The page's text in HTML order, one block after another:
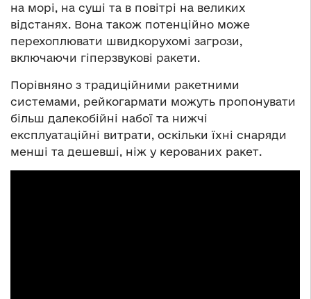
на морі, на суші та в повітрі на великих
відстанях. Вона також потенційно може
перехоплювати швидкорухомі загрози,
включаючи гіперзвукові ракети.
Порівняно з традиційними ракетними
системами, рейкогармати можуть пропонувати
більш далекобійні набої та нижчі
експлуатаційні витрати, оскільки їхні снаряди
менші та дешевші, ніж у керованих ракет.